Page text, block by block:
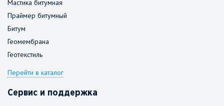
Мастика битумная
Праймер битумный
Битум
Геомембрана
Геотекстиль
Перейти в каталог
Сервис и поддержка